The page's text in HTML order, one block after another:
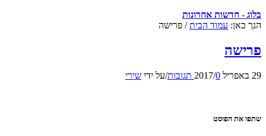
בלוג - חדשות אחרונות
הנך כאן: עמוד הבית / פרישה
פרישה
29 באפריל 2017 /0 תגובות /על ידי שירי
שתפו את הפוסט